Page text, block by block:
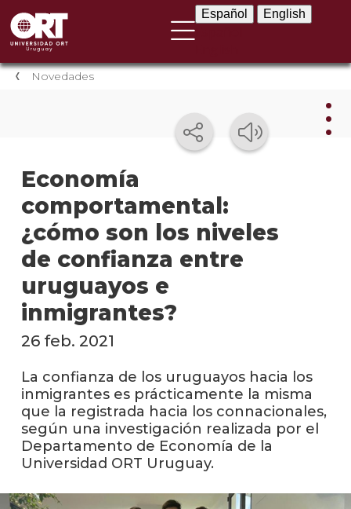
Español English
Novedades
Economía
comportamental:
¿cómo son los niveles
de confianza entre
uruguayos e
inmigrantes?
en
los
26 feb. 2021
La confianza de los uruguayos hacia los
inmigrantes es prácticamente la misma
que la registrada hacia los connacionales,
según una investigación realizada por el
Departamento de Economía de la
Universidad ORT Uruguay.